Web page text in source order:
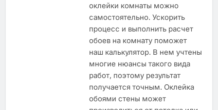
оклейки комнаты можно
самостоятельно. Ускорить
процесс и выполнить расчет
обоев на комнату поможет
наш калькулятор. В нем учтены
многие нюансы такого вида
работ, поэтому результат
получается точным. Оклейка
обоями стены может